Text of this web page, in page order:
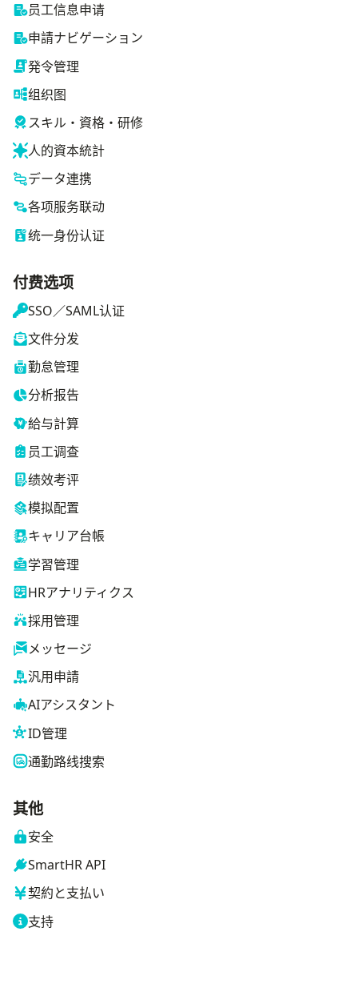
员工信息申请
申請ナビゲーション
発令管理
组织图
スキル・資格・研修
人的資本統計
データ連携
各项服务联动
统一身份认证
付费选项
SSO／SAML认证
文件分发
勤怠管理
分析报告
給与計算
员工调查
绩效考评
模拟配置
キャリア台帳
学習管理
HRアナリティクス
採用管理
メッセージ
汎用申請
AIアシスタント
ID管理
通勤路线搜索
其他
安全
SmartHR API
契約と支払い
支持